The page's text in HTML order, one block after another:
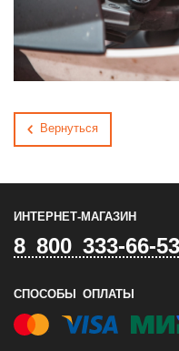
Вернуться
ИНТЕРНЕТ-МАГАЗИН
8 800 333-66-53
СПОСОБЫ ОПЛАТЫ